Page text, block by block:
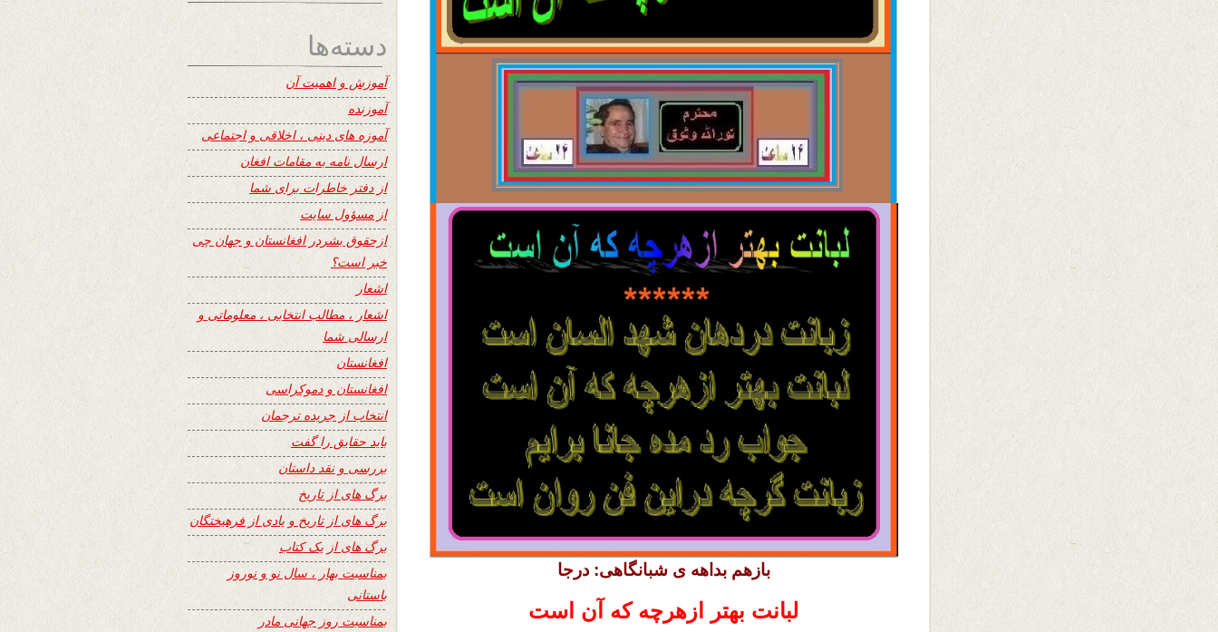
بازهم بداهه ى شبانگاهى: درجا
لبانت بهتر ازهرچه كه آن است
دسته‌ها
آموزش و اهمیت آن
آموزنده
آموزه های دینی ، اخلاقی و اجتماعی
ارسال نامه به مقامات افغان
از دفتر خاطرات برای شما
از مسؤول سایت
ازحقوق بشردر افغانستان و جهان چی
خبر است؟
اشعار
اشعار ، مطالب انتخابی ، معلوماتی و
ارسالی شما
افغانستان
افغانستان و دموکراسی
انتخاب از جریده ترجمان
باید حقایق را گفت
بررسی و نقد داستان
برگ های از تاریخ
برگ های از تاریخ و یادی از فرهیختگان
برگ های از یک کتاب
بمناسبت بهار ، سال نو و نوروز
باستانی
بمناسبت روز جهانی مادر